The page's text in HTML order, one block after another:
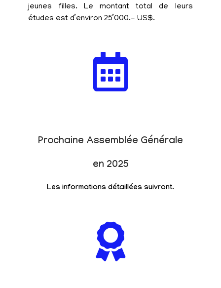
jeunes filles. Le montant total de leurs
études est d’environ 25’000.- US$.
Prochaine Assemblée Générale
en 2025
Les informations détaillées suivront.